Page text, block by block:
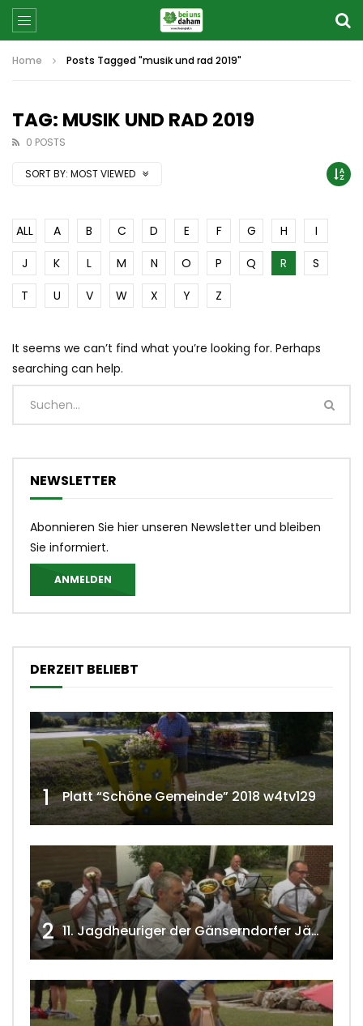
Home Posts Tagged "musik und rad 2019"
TAG: MUSIK UND RAD 2019
0 POSTS
SORT BY: MOST VIEWED
ALL A B C D E F G H
I
J
K L M N O P Q R
S
T
U V W X Y Z
It seems we can’t find what you’re looking for. Perhaps
searching can help.
NEWSLETTER
Abonnieren Sie hier unseren Newsletter und bleiben
Sie informiert.
ANMELDEN
DERZEIT BELIEBT
1 Platt “Schöne Gemeinde” 2018 w4tv129
2 11. Jagdheuriger der Gänserndorfer Jäger 2020 w4tv166